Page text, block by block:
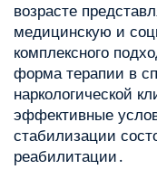
возрасте
медицинскую и
комплексного
форма терапии в
наркологической
эффективные
стабилизации
реабилитации․